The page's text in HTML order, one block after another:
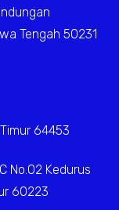
Tengah 50231
64453
No.02 Kedurus
60223